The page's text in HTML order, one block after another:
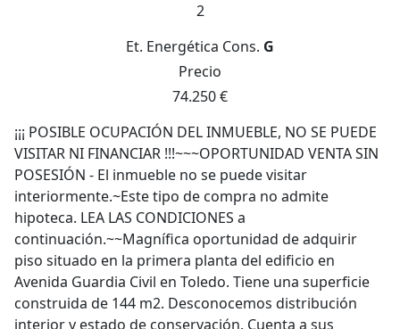
2
Et. Energética Cons. G
Precio
74.250 €
¡¡¡ POSIBLE OCUPACIÓN DEL INMUEBLE, NO SE PUEDE
VISITAR NI FINANCIAR !!!~~~OPORTUNIDAD VENTA SIN
POSESIÓN - El inmueble no se puede visitar
interiormente.~Este tipo de compra no admite
hipoteca. LEA LAS CONDICIONES a
continuación.~~Magnífica oportunidad de adquirir
piso situado en la primera planta del edificio en
Avenida Guardia Civil en Toledo. Tiene una superficie
construida de 144 m2. Desconocemos distribución
interior y estado de conservación. Cuenta a sus